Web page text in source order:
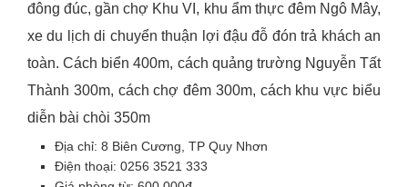
đông đúc, gần chợ Khu VI, khu ẩm thực đêm Ngô Mây,
xe du lịch di chuyển thuận lợi đậu đỗ đón trả khách an
toàn. Cách biển 400m, cách quảng trường Nguyễn Tất
Thành 300m, cách chợ đêm 300m, cách khu vực biểu
diễn bài chòi 350m
Địa chỉ: 8 Biên Cương, TP Quy Nhơn
Điện thoại: 0256 3521 333